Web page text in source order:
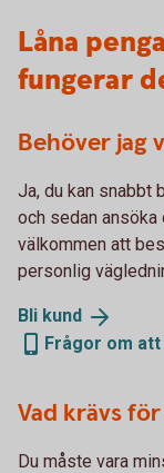
Låna
fungerar
Behöver jag
Ja, du kan snabbt
och sedan ansöka
välkommen att
personlig
Bli kund
Frågor om att
Vad krävs
Du måste vara